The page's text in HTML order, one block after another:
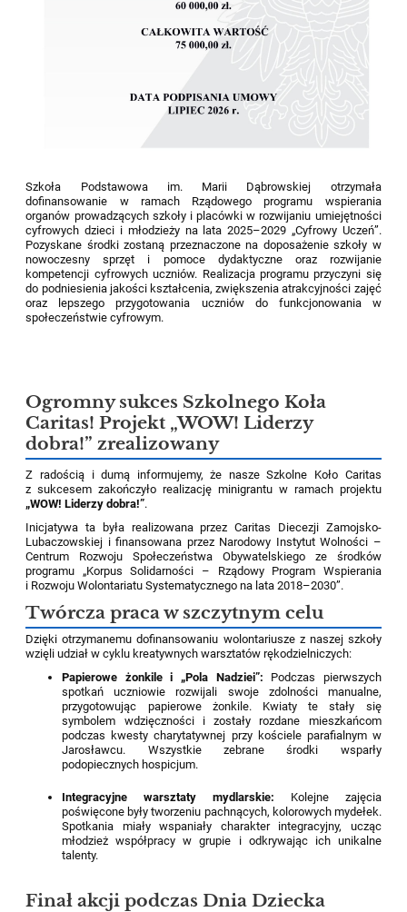
Szkoła Podstawowa im. Marii Dąbrowskiej otrzymała
dofinansowanie w ramach Rządowego programu wspierania
organów prowadzących szkoły i placówki w rozwijaniu umiejętności
cyfrowych dzieci i młodzieży na lata 2025–2029 „Cyfrowy Uczeń”.
Pozyskane środki zostaną przeznaczone na doposażenie szkoły w
nowoczesny sprzęt i pomoce dydaktyczne oraz rozwijanie
kompetencji cyfrowych uczniów. Realizacja programu przyczyni się
do podniesienia jakości kształcenia, zwiększenia atrakcyjności zajęć
oraz lepszego przygotowania uczniów do funkcjonowania w
społeczeństwie cyfrowym.
Ogromny sukces Szkolnego Koła
Caritas! Projekt „WOW! Liderzy
dobra!” zrealizowany
Z radością i dumą informujemy, że nasze Szkolne Koło Caritas
z sukcesem zakończyło realizację minigrantu w ramach projektu
„WOW! Liderzy dobra!”.
Inicjatywa ta była realizowana przez Caritas Diecezji Zamojsko-
Lubaczowskiej i finansowana przez Narodowy Instytut Wolności –
Centrum Rozwoju Społeczeństwa Obywatelskiego ze środków
programu „Korpus Solidarności – Rządowy Program Wspierania
i Rozwoju Wolontariatu Systematycznego na lata 2018–2030”.
Twórcza praca w szczytnym celu
Dzięki otrzymanemu dofinansowaniu wolontariusze z naszej szkoły
wzięli udział w cyklu kreatywnych warsztatów rękodzielniczych:
Papierowe żonkile i „Pola Nadziei”: Podczas pierwszych
spotkań uczniowie rozwijali swoje zdolności manualne,
przygotowując papierowe żonkile. Kwiaty te stały się
symbolem wdzięczności i zostały rozdane mieszkańcom
podczas kwesty charytatywnej przy kościele parafialnym w
Jarosławcu. Wszystkie zebrane środki wsparły
podopiecznych hospicjum.
Integracyjne warsztaty mydlarskie: Kolejne zajęcia
poświęcone były tworzeniu pachnących, kolorowych mydełek.
Spotkania miały wspaniały charakter integracyjny, ucząc
młodzież współpracy w grupie i odkrywając ich unikalne
talenty.
Finał akcji podczas Dnia Dziecka